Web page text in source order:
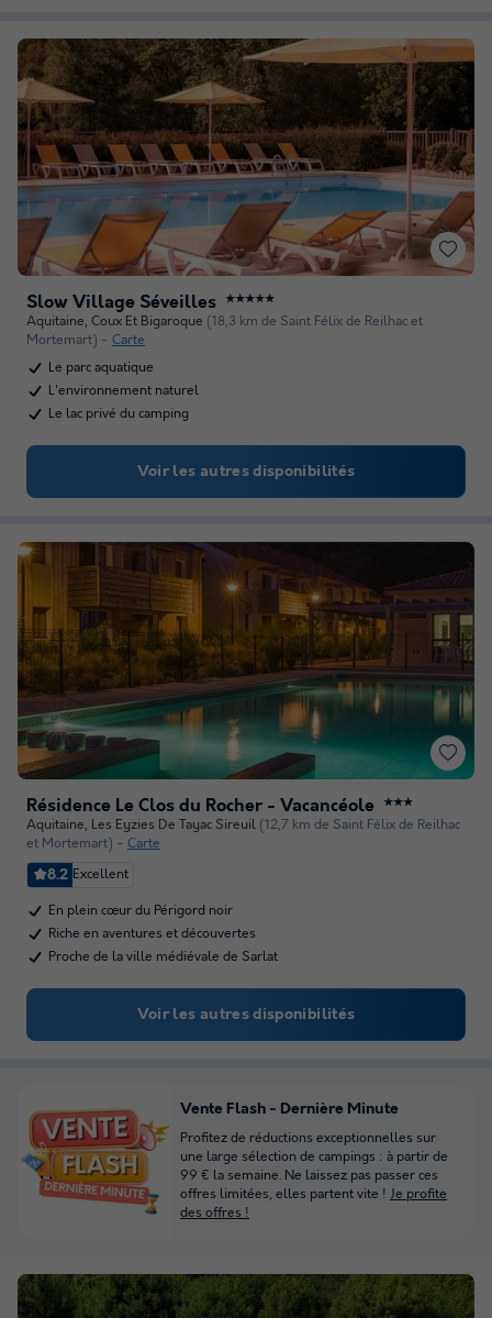
Slow Village Séveilles ★★★★★
Aquitaine, Coux Et Bigaroque (18,3 km de Saint Félix de Reilhac et
Mortemart)
Carte
Le parc aquatique
L'environnement naturel
Le lac privé du camping
Voir les autres disponibilités
Résidence Le Clos du Rocher - Vacancéole ★★★
Aquitaine, Les Eyzies De Tayac Sireuil (12,7 km de Saint Félix de Reilhac
et Mortemart)
Carte
8.2 Excellent
En plein cœur du Périgord noir
Riche en aventures et découvertes
Proche de la ville médiévale de Sarlat
Voir les autres disponibilités
Vente Flash - Dernière Minute
Profitez de réductions exceptionnelles sur
une large sélection de campings : à partir de
99 € la semaine. Ne laissez pas passer ces
offres limitées, elles partent vite ! Je profite
des offres !